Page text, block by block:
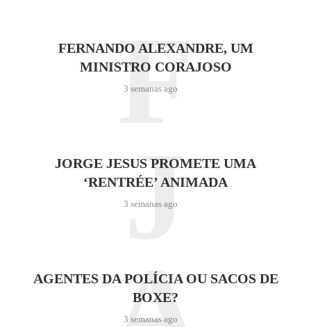
FERNANDO ALEXANDRE, UM
MINISTRO CORAJOSO
3 semanas ago
F
JORGE JESUS PROMETE UMA
‘RENTRÉE’ ANIMADA
3 semanas ago
J
AGENTES DA POLÍCIA OU SACOS DE
BOXE?
3 semanas ago